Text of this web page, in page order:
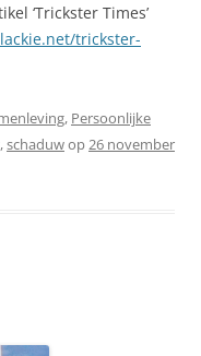
‘Trickster Times’
trickster-
, Persoonlijke
,schaduwop26 november